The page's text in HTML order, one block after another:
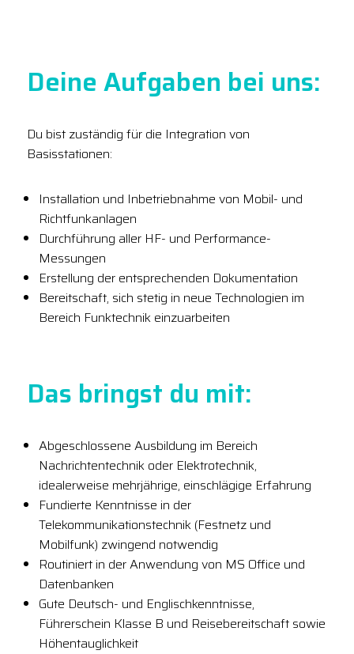
Deine Aufgaben bei uns:
Du bist zuständig für die Integration von
Basisstationen:
Installation und Inbetriebnahme von Mobil- und
Richtfunkanlagen
Durchführung aller HF- und Performance-
Messungen
Erstellung der entsprechenden Dokumentation
Bereitschaft, sich stetig in neue Technologien im
Bereich Funktechnik einzuarbeiten
Das bringst du mit:
Abgeschlossene Ausbildung im Bereich
Nachrichtentechnik oder Elektrotechnik,
idealerweise mehrjährige, einschlägige Erfahrung
Fundierte Kenntnisse in der
Telekommunikationstechnik (Festnetz und
Mobilfunk) zwingend notwendig
Routiniert in der Anwendung von MS Office und
Datenbanken
Gute Deutsch- und Englischkenntnisse,
Führerschein Klasse B und Reisebereitschaft sowie
Höhentauglichkeit